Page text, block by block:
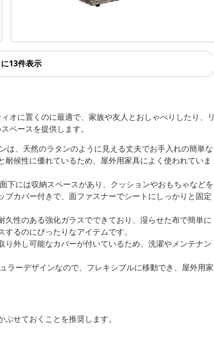
13件表示
オに置くのに最適で、家族や友人とおしゃべりしたり、リ
ペースを提供します。
は、天然のラタンのように見える丈夫でお手入れの簡単な
候性に優れているため、屋外用家具によく使われていま
下には収納スペースがあり、クッションやおもちゃなどを
カバー付きで、面ファスナーでシートにしっかりと固定
性のある強化ガラスでできており、湿らせた布で簡単に
るのにぴったりなアイテムです。
外し可能なカバーが付いているため、洗濯やメンテナン
ラーデザインなので、フレキシブルに移動でき、屋外用家
せておくことを推奨します。